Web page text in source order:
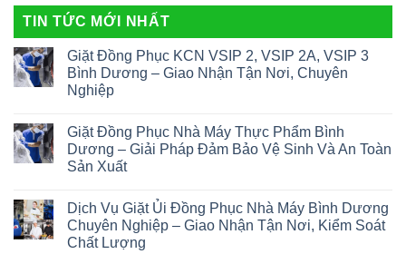
TIN TỨC MỚI NHẤT
Giặt Đồng Phục KCN VSIP 2, VSIP 2A, VSIP 3
Bình Dương – Giao Nhận Tận Nơi, Chuyên
Nghiệp
Giặt Đồng Phục Nhà Máy Thực Phẩm Bình
Dương – Giải Pháp Đảm Bảo Vệ Sinh Và An Toàn
Sản Xuất
Dịch Vụ Giặt Ủi Đồng Phục Nhà Máy Bình Dương
Chuyên Nghiệp – Giao Nhận Tận Nơi, Kiểm Soát
Chất Lượng